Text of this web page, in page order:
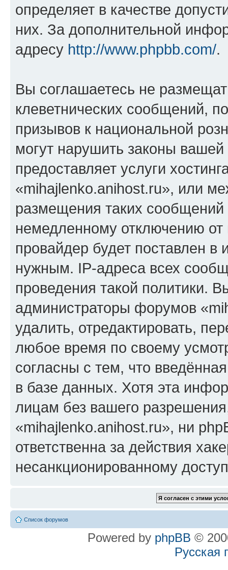
определяет в качестве
них. За дополнительной
адресу http://www.phpbb.com/.
Вы соглашаетесь не
клеветнических сообщений,
призывов к национальной
могут нарушить законы
предоставляет услуги
«mihajlenko.anihost.ru», или
размещения таких
немедленному отключению
провайдер будет поставлен в
нужным. IP-адреса всех
проведения такой политики.
администраторы форумов
удалить, отредактировать,
любое время по своему
согласны с тем, что
в базе данных. Хотя эта
лицам без вашего
«mihajlenko.anihost.ru», ни
ответственна за действия
несанкционированному
Список форумов
Powered by phpBB ©
Русская